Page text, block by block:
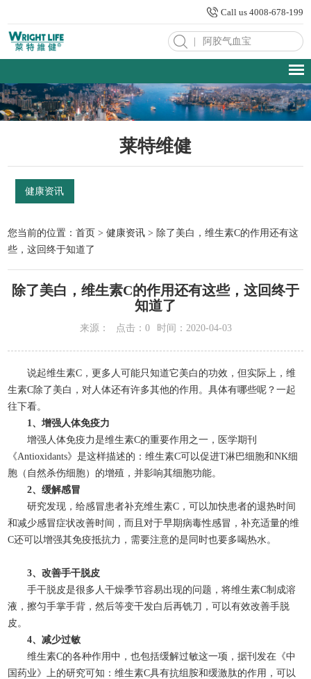
Call us 4008-678-199
莱特维健
健康资讯
您当前的位置：首页 >健康资讯 > 除了美白，维生素C的作用还有这
些，这回终于知道了
除了美白，维生素C的作用还有这些，这回终于
知道了
来源： 点击：0 时间：2020-04-03
说起维生素C，更多人可能只知道它美白的功效，但实际上，维
生素C除了美白，对人体还有许多其他的作用。具体有哪些呢？一起
往下看。
1、增强人体免疫力
增强人体免疫力是维生素C的重要作用之一，医学期刊
《Antioxidants》是这样描述的：维生素C可以促进T淋巴细胞和NK细
胞（自然杀伤细胞）的增殖，并影响其细胞功能。
2、缓解感冒
研究发现，给感冒患者补充维生素C，可以加快患者的退热时间
和减少感冒症状改善时间，而且对于早期病毒性感冒，补充适量的维
C还可以增强其免疫抵抗力，需要注意的是同时也要多喝热水。
3、改善手干脱皮
手干脱皮是很多人干燥季节容易出现的问题，将维生素C制成溶
液，擦匀手掌手背，然后等变干发白后再铣刀，可以有效改善手脱
皮。
4、减少过敏
维生素C的各种作用中，也包括缓解过敏这一项，据刊发在《中
国药业》上的研究可知：维生素C具有抗组胺和缓激肽的作用，可以